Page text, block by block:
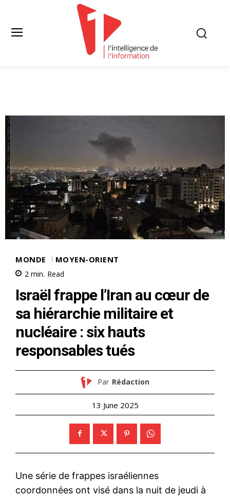
MONDE MOYEN-ORIENT
2 min. Read
Israël frappe l’Iran au cœur de
sa hiérarchie militaire et
nucléaire : six hauts
responsables tués
Par Rédaction
13 June 2025
Une série de frappes israéliennes
coordonnées ont visé dans la nuit de jeudi à